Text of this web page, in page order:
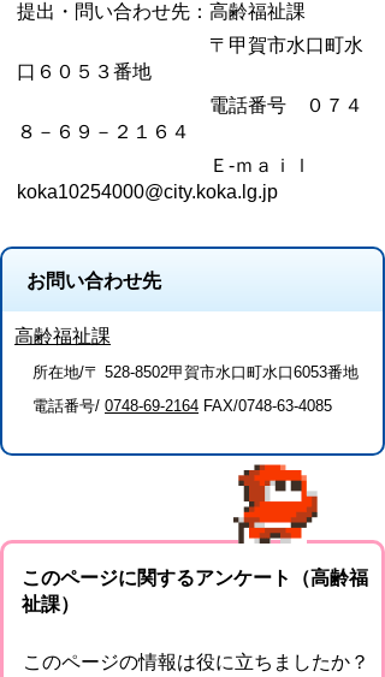
提出・問い合わせ先：高齢福祉課
〒甲賀市水口町水
口６０５３番地
電話番号 ０７４
８－６９－２１６４
Ｅ-ｍａｉｌ
koka10254000@city.koka.lg.jp
お問い合わせ先
高齢福祉課
所在地/〒 528-8502甲賀市水口町水口6053番地
電話番号/ 0748-69-2164 FAX/0748-63-4085
このページに関するアンケート（高齢福
祉課）
このページの情報は役に立ちましたか？